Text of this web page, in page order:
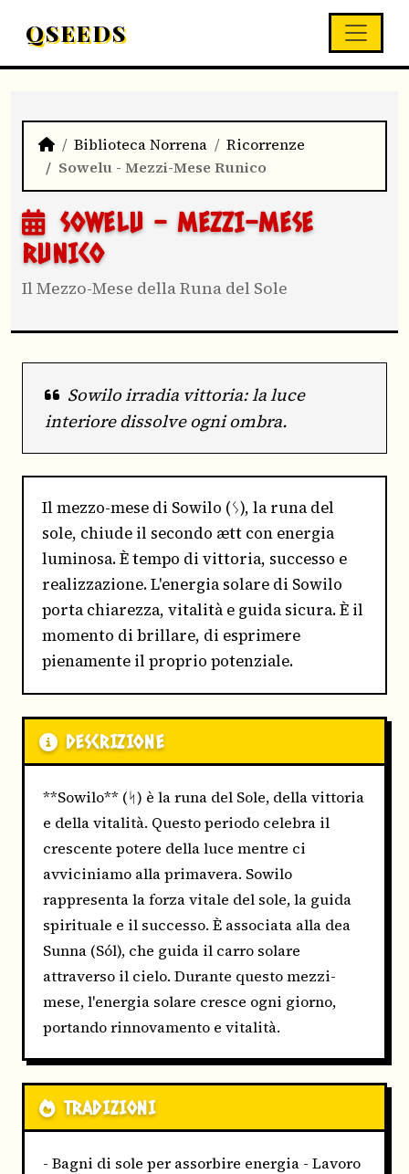
QSEEDS
Biblioteca Norrena
Ricorrenze
Sowelu - Mezzi-Mese Runico
SOWELU - MEZZI-MESE
RUNICO
Il Mezzo-Mese della Runa del Sole
Sowilo irradia vittoria: la luce
interiore dissolve ogni ombra.
Il mezzo-mese di Sowilo (ᛊ), la runa del
sole, chiude il secondo ætt con energia
luminosa. È tempo di vittoria, successo e
realizzazione. L'energia solare di Sowilo
porta chiarezza, vitalità e guida sicura. È il
momento di brillare, di esprimere
pienamente il proprio potenziale.
DESCRIZIONE
**Sowilo** (ᛋ) è la runa del Sole, della vittoria
e della vitalità. Questo periodo celebra il
crescente potere della luce mentre ci
avviciniamo alla primavera. Sowilo
rappresenta la forza vitale del sole, la guida
spirituale e il successo. È associata alla dea
Sunna (Sól), che guida il carro solare
attraverso il cielo. Durante questo mezzi-
mese, l'energia solare cresce ogni giorno,
portando rinnovamento e vitalità.
TRADIZIONI
- Bagni di sole per assorbire energia - Lavoro